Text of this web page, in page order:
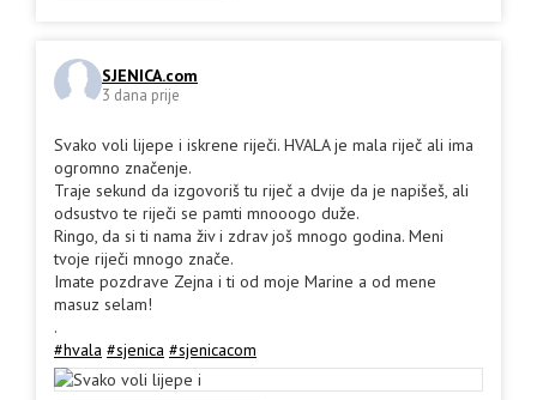
SJENICA.com
3 dana prije
Svako voli lijepe i iskrene riječi. HVALA je mala riječ ali ima
ogromno značenje.
Traje sekund da izgovoriš tu riječ a dvije da je napišeš, ali
odsustvo te riječi se pamti mnooogo duže.
Ringo, da si ti nama živ i zdrav još mnogo godina. Meni
tvoje riječi mnogo znače.
Imate pozdrave Zejna i ti od moje Marine a od mene
masuz selam!
.
#hvala #sjenica #sjenicacom